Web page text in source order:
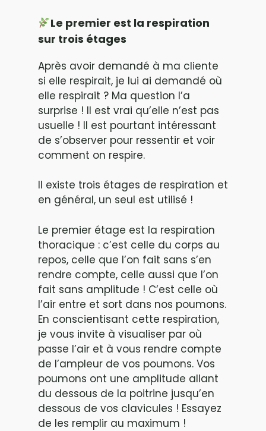
Le premier est la respiration
sur trois étages
Après avoir demandé à ma cliente
si elle respirait, je lui ai demandé où
elle respirait ? Ma question l’a
surprise ! Il est vrai qu’elle n’est pas
usuelle ! Il est pourtant intéressant
de s’observer pour ressentir et voir
comment on respire.
Il existe trois étages de respiration et
en général, un seul est utilisé !
Le premier étage est la respiration
thoracique : c’est celle du corps au
repos, celle que l’on fait sans s’en
rendre compte, celle aussi que l’on
fait sans amplitude ! C’est celle où
l’air entre et sort dans nos poumons.
En conscientisant cette respiration,
je vous invite à visualiser par où
passe l’air et à vous rendre compte
de l’ampleur de vos poumons. Vos
poumons ont une amplitude allant
du dessous de la poitrine jusqu’en
dessous de vos clavicules ! Essayez
de les remplir au maximum !